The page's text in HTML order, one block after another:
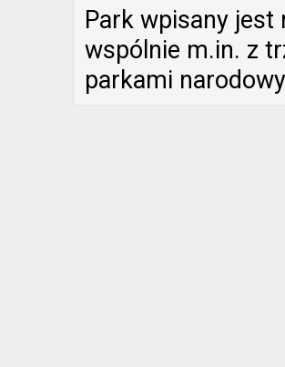
Park wpisany jest
wspólnie m.in. z
parkami